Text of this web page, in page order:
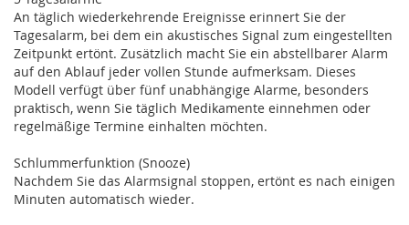
An täglich wiederkehrende Ereignisse erinnert Sie der
Tagesalarm, bei dem ein akustisches Signal zum eingestellten
Zeitpunkt ertönt. Zusätzlich macht Sie ein abstellbarer Alarm
auf den Ablauf jeder vollen Stunde aufmerksam. Dieses
Modell verfügt über fünf unabhängige Alarme, besonders
praktisch, wenn Sie täglich Medikamente einnehmen oder
regelmäßige Termine einhalten möchten.
Schlummerfunktion (Snooze)
Nachdem Sie das Alarmsignal stoppen, ertönt es nach einigen
Minuten automatisch wieder.